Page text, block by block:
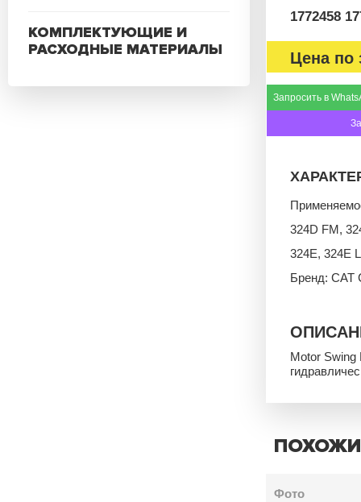
КОМПЛЕКТУЮЩИЕ И
РАСХОДНЫЕ МАТЕРИАЛЫ
1772458
Цена по
Запросить в
324D FM,
324E, 324E
Бренд: CAT
Motor Swing
Фото